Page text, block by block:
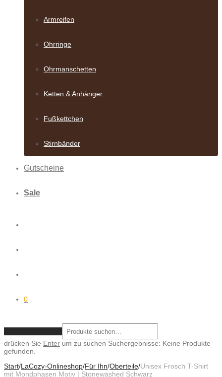
Armreifen
Ohrringe
Ohrmanschetten
Ketten & Anhänger
Fußkettchen
Stirnbänder
Gutscheine
Sale
0
drücken Sie Enter um zu suchen Suchergebnisse: Keine Produkte
gefunden.
Start/LaCozy-Onlineshop/Für Ihn/Oberteile/Unisex Frosch T-Shirt
mit Mondphasen Motiv | Stonewashed Schwarz